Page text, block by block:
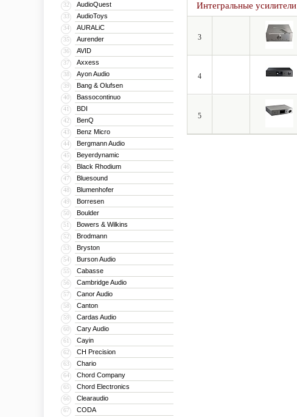
32 AudioQuest
33 AudioToys
34 AURALiC
35 Aurender
36 AVID
37 Axxess
38 Ayon Audio
39 Bang & Olufsen
40 Bassocontinuo
41 BDI
42 BenQ
43 Benz Micro
44 Bergmann Audio
45 Beyerdynamic
46 Black Rhodium
47 Bluesound
48 Blumenhofer
49 Borresen
50 Boulder
51 Bowers & Wilkins
52 Brodmann
53 Bryston
54 Burson Audio
55 Cabasse
56 Cambridge Audio
57 Canor Audio
58 Canton
59 Cardas Audio
60 Cary Audio
61 Cayin
62 CH Precision
63 Chario
64 Chord Company
65 Chord Electronics
66 Clearaudio
67 CODA
Интегральные усилители
3
4
5